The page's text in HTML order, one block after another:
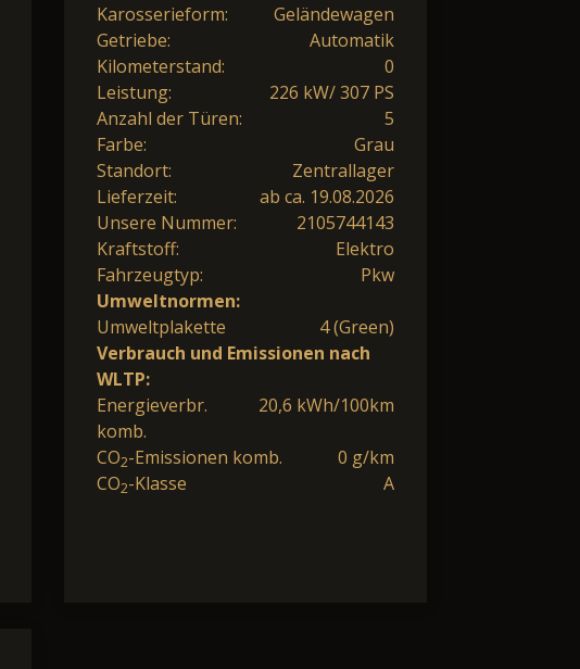
Karosserieform:
Geländewagen
Getriebe:
Automatik
Kilometerstand:
0
Leistung:
226 kW/ 307 PS
Anzahl der Türen:
5
Farbe:
Grau
Standort:
Zentrallager
Lieferzeit:
ab ca. 19.08.2026
Unsere Nummer:
2105744143
Kraftstoff:
Elektro
Fahrzeugtyp:
Pkw
Umweltnormen:
Umweltplakette
4 (Green)
Verbrauch und Emissionen nach
WLTP:
Energieverbr.
komb.
20,6 kWh/100km
CO2-Emissionen komb.
0 g/km
CO2-Klasse A